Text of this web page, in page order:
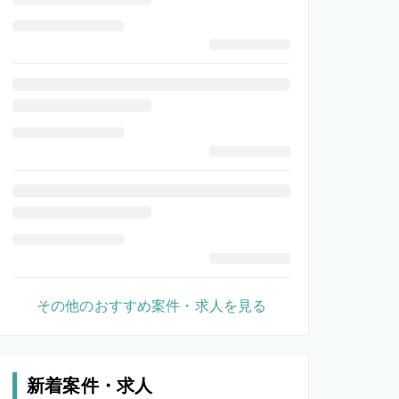
その他のおすすめ案件・求人を見る
新着案件・求人